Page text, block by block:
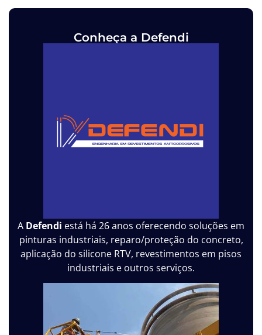
Conheça a Defendi
A Defendi está há 26 anos oferecendo soluções em
pinturas industriais, reparo/proteção do concreto,
aplicação do silicone RTV, revestimentos em pisos
industriais e outros serviços.